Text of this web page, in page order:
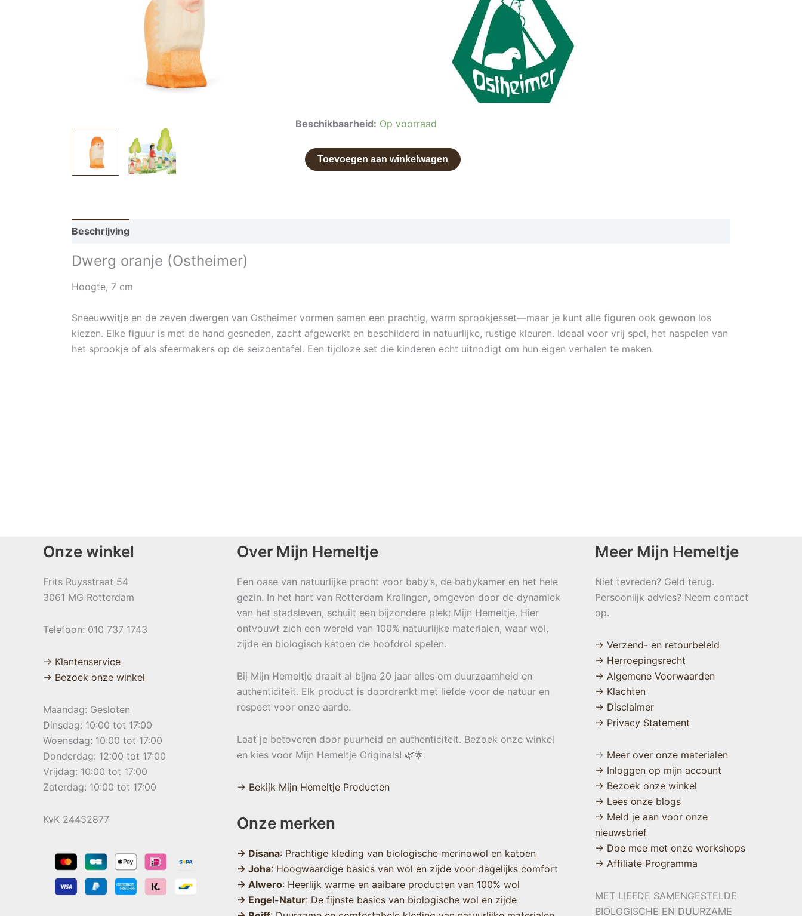
Beschikbaarheid: Op voorraad
Toevoegen aan winkelwagen
Beschrijving
Dwerg oranje (Ostheimer)
Hoogte, 7 cm
Sneeuwwitje en de zeven dwergen van Ostheimer vormen samen een prachtig, warm sprookjesset—maar je kunt alle figuren ook gewoon los
kiezen. Elke figuur is met de hand gesneden, zacht afgewerkt en beschilderd in natuurlijke, rustige kleuren. Ideaal voor vrij spel, het naspelen van
het sprookje of als sfeermakers op de seizoentafel. Een tijdloze set die kinderen echt uitnodigt om hun eigen verhalen te maken.
Onze winkel
Frits Ruysstraat 54
3061 MG Rotterdam
Telefoon: 010 737 1743
→ Klantenservice
→ Bezoek onze winkel
Maandag: Gesloten
Dinsdag: 10:00 tot 17:00
Woensdag: 10:00 tot 17:00
Donderdag: 12:00 tot 17:00
Vrijdag: 10:00 tot 17:00
Zaterdag: 10:00 tot 17:00
KvK 24452877
Over Mijn Hemeltje
Een oase van natuurlijke pracht voor baby’s, de babykamer en het hele
gezin. In het hart van Rotterdam Kralingen, omgeven door de dynamiek
van het stadsleven, schuilt een bijzondere plek: Mijn Hemeltje. Hier
ontvouwt zich een wereld van 100% natuurlijke materialen, waar wol,
zijde en biologisch katoen de hoofdrol spelen.
Bij Mijn Hemeltje draait al bijna 20 jaar alles om duurzaamheid en
authenticiteit. Elk product is doordrenkt met liefde voor de natuur en
respect voor onze aarde.
Laat je betoveren door puurheid en authenticiteit. Bezoek onze winkel
en kies voor Mijn Hemeltje Originals! 🌿🌟
→ Bekijk Mijn Hemeltje Producten
Onze merken
→ Disana: Prachtige kleding van biologische merinowol en katoen
→ Joha: Hoogwaardige basics van wol en zijde voor dagelijks comfort
→ Alwero: Heerlijk warme en aaibare producten van 100% wol
→ Engel-Natur: De fijnste basics van biologische wol en zijde
Meer Mijn Hemeltje
Niet tevreden? Geld terug.
Persoonlijk advies? Neem contact
op.
→ Verzend- en retourbeleid
→ Herroepingsrecht
→ Algemene Voorwaarden
→ Klachten
→ Disclaimer
→ Privacy Statement
→ Meer over onze materialen
→ Inloggen op mijn account
→ Bezoek onze winkel
→ Lees onze blogs
→ Meld je aan voor onze
nieuwsbrief
→ Doe mee met onze workshops
→ Affiliate Programma
MET LIEFDE SAMENGESTELDE
BIOLOGISCHE EN DUURZAME